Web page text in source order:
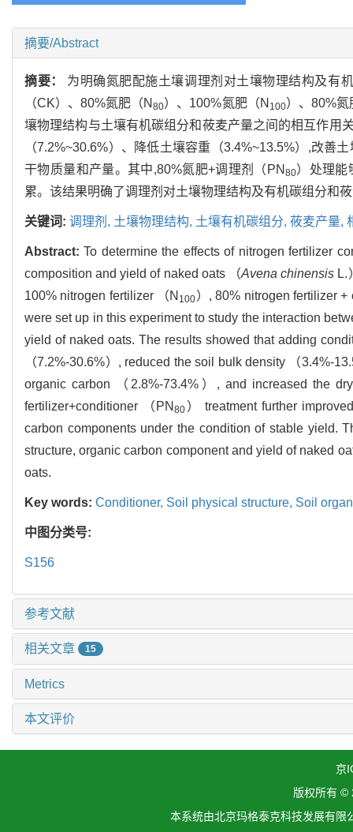
摘要/Abstract
摘要： 为明确氮肥配施土壤调理剂对土壤物理结构及有
（CK）、80%氮肥（N80）、100%氮肥（N 100）、80%氮
壤物理结构与土壤有机碳组分和莜麦产量之间的相互作用
（7.2%~30.6%）、降低土壤容重（3.4%~13.5%）,改善
干物质量和产量。其中,80%氮肥+调理剂（PN 80）处理能
累。该结果明确了调理剂对土壤物理结构及有机碳组分和
关键词: 调理剂, 土壤物理结构, 土壤有机碳组分, 莜麦产量,
Abstract:To determine the effects of nitrogen fertilizer
composition and yield of naked oats （Avena chinensis L.
100% nitrogen fertilizer （N 100）, 80% nitrogen fertilizer
were set up in this experiment to study the interaction
yield of naked oats. The results showed that adding
（7.2%-30.6%）, reduced the soil bulk density （3.4%-
organic carbon （2.8%-73.4%）, and increased the
fertilizer+conditioner （PN80 ） treatment further
carbon components under the condition of stable yield.
structure, organic carbon component and yield of naked
oats.
Key words: Conditioner, Soil physical structure, Soil
中图分类号:
S156
参考文献
相关文章 15
Metrics
本文评价
京
版权所有 ©
本系统由北京玛格泰克科技发展有